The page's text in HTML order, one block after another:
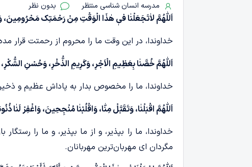
مدرسه انسان شناسی منتظر بدون نظر
اَللّٰهُمَّ لاٰتَجَعَلْنٰا فیٖ هٰذَا الْوَقْتِ مِنْ رَحْمَتِک
خداوندا، در این وقت ما را محروم از رحمتت قرار
اَللّٰهُمَّ خُصَّنٰا بِعَظِیمِ الْاَجْرِ، وَکَرِیمِ الذُّخْرِ، وَحُسْنِ الشُّکْرِ،
خداوندا، ما را مخصوص بدار به پاداش عظیم و
اَللّٰهُمَّ اقْبَلْنٰا، وَتَقَبَّلْ مِنّٰا، وَاقْلُبْنٰا مُنْجِحِینَ، وَاغْفِرْ
خداوندا، ما را بپذیر، و از ما بپذیر، و ما را
مگردان ای مهربان‌ترین مهربانان.